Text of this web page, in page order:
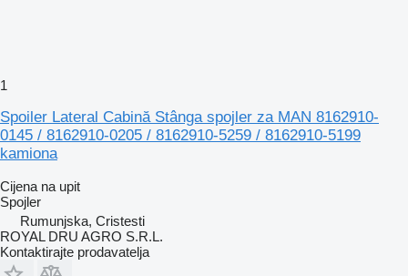
1
Spoiler Lateral Cabină Stânga spojler za MAN 8162910-
0145 / 8162910-0205 / 8162910-5259 / 8162910-5199
kamiona
Cijena na upit
Spojler
Rumunjska, Cristesti
ROYAL DRU AGRO S.R.L.
Kontaktirajte prodavatelja